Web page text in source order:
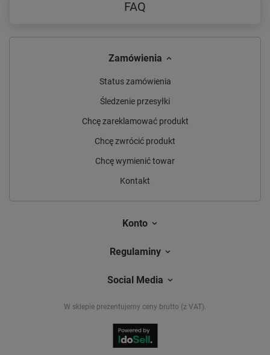
FAQ
Zamówienia
Status zamówienia
Śledzenie przesyłki
Chcę zareklamować produkt
Chcę zwrócić produkt
Chcę wymienić towar
Kontakt
Konto
Regulaminy
Social Media
W sklepie prezentujemy ceny brutto (z VAT).